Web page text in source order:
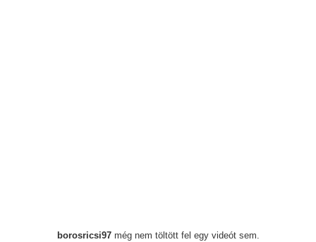
borosricsi97még nem töltött fel egy videót sem.